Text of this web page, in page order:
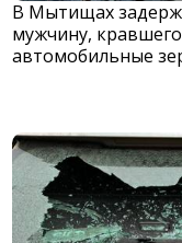
В Мытищах
мужчину, кравшего
автомобильные